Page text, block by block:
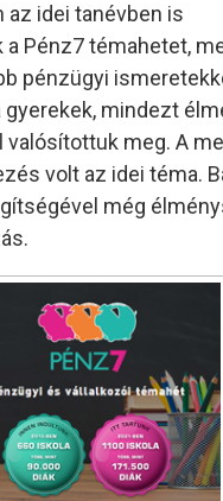
az idei tanévben is
Pénz7 témahetet,
pénzügyi
gyerekek, mindezt
meg. A
volt az idei téma.
még